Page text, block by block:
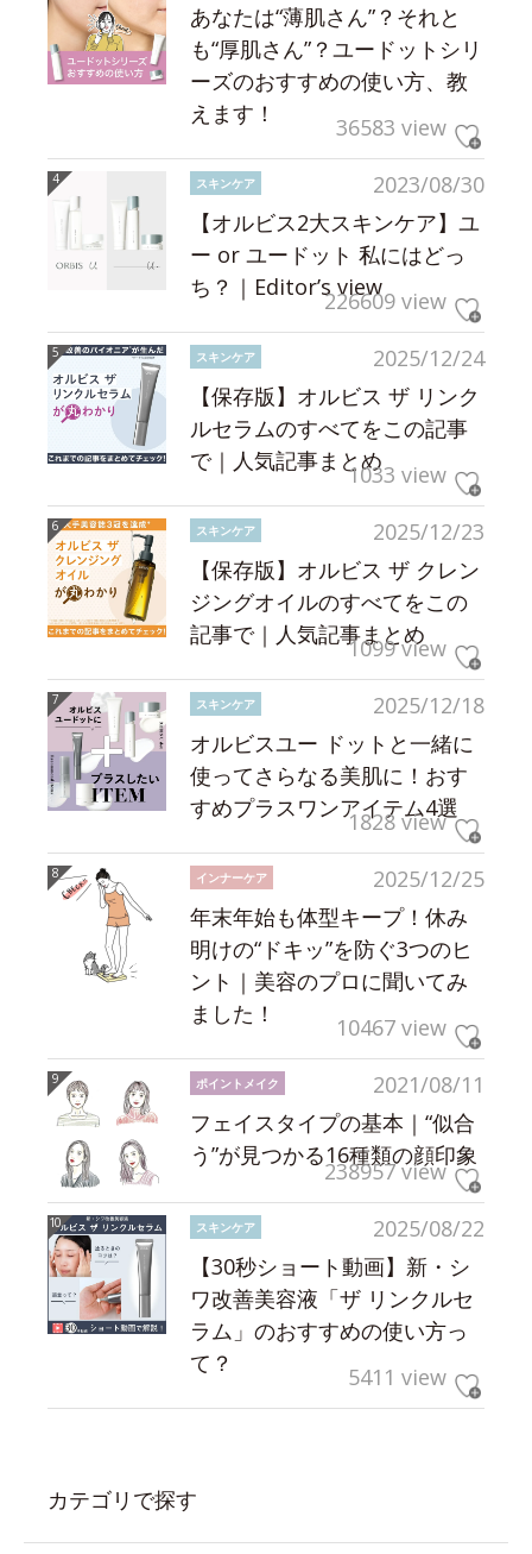
あなたは“薄肌さん”？それと
も“厚肌さん”？ユードットシリ
ーズのおすすめの使い方、教
えます！
36583 view
2023/08/30
スキンケア
【オルビス2大スキンケア】ユ
ー or ユードット 私にはどっ
ち？｜Editor’s view226609 view
2025/12/24
スキンケア
【保存版】オルビス ザ リンク
ルセラムのすべてをこの記事
で｜人気記事まとめ1033 view
2025/12/23
スキンケア
【保存版】オルビス ザ クレン
ジングオイルのすべてをこの
記事で｜人気記事まとめ
1099 view
2025/12/18
スキンケア
オルビスユー ドットと一緒に
使ってさらなる美肌に！おす
すめプラスワンアイテム4選
1828 view
2025/12/25
インナーケア
年末年始も体型キープ！休み
明けの“ドキッ”を防ぐ3つのヒ
ント｜美容のプロに聞いてみ
ました！
10467 view
2021/08/11
ポイントメイク
フェイスタイプの基本｜“似合
う”が見つかる16種類の顔印象
238957 view
2025/08/22
スキンケア
【30秒ショート動画】新・シ
ワ改善美容液「ザ リンクルセ
ラム」のおすすめの使い方っ
て？
5411 view
カテゴリで探す